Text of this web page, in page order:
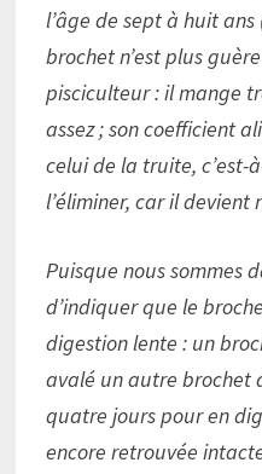
l’âge de sept à huit
brochet n’est plus
pisciculteur : il mange
assez ; son coefficient
celui de la truite, c’est-
l’éliminer, car il devient
Puisque nous sommes
d’indiquer que le
digestion lente : un
avalé un autre brochet
quatre jours pour en
encore retrouvée